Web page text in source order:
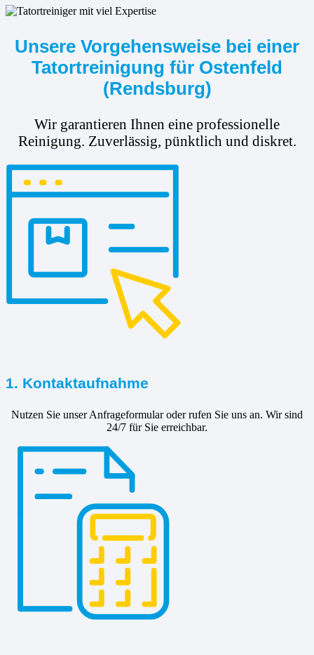
Unsere Vorgehensweise bei einer
Tatortreinigung für Ostenfeld
(Rendsburg)
Wir garantieren Ihnen eine professionelle
Reinigung. Zuverlässig, pünktlich und diskret.
1. Kontaktaufnahme
Nutzen Sie unser Anfrageformular oder rufen Sie uns an. Wir sind
24/7 für Sie erreichbar.